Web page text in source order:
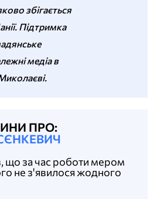
збігається
Підтримка
медіа в
ПРО:
що за час роботи мером
не з'явилося жодного